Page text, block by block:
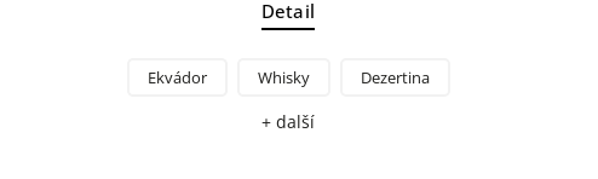
Detail
Ekvádor Whisky Dezertina
+ další